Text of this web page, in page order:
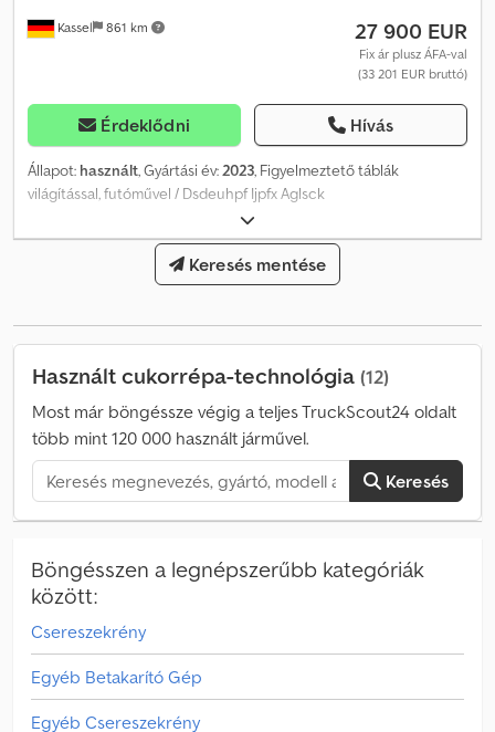
Kassel 861 km 27 900 EUR
Fix ár plusz ÁFA-val
(33 201 EUR bruttó)
Érdeklődni Hívás
Állapot: használt, Gyártási év: 2023, Figyelmeztető táblák
világítással, futóművel / Dsdeuhpf Ijpfx Aglsck
Keresés mentése
Használt cukorrépa-technológia (12)
Most már böngéssze végig a teljes TruckScout24 oldalt
több mint 120 000 használt járművel.
Keresés
Böngésszen a legnépszerűbb kategóriák
között:
Csereszekrény
Egyéb Betakarító Gép
Egyéb Csereszekrény